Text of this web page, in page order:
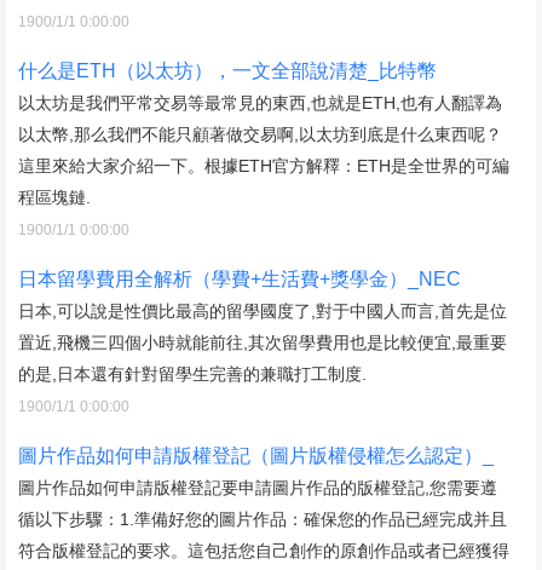
1900/1/1 0:00:00
什么是ETH（以太坊），一文全部說清楚_比特幣
以太坊是我們平常交易等最常見的東西,也就是ETH,也有人翻譯為
以太幣,那么我們不能只顧著做交易啊,以太坊到底是什么東西呢？
這里來給大家介紹一下。根據ETH官方解釋：ETH是全世界的可編
程區塊鏈.
1900/1/1 0:00:00
日本留學費用全解析（學費+生活費+獎學金）_NEC
日本,可以說是性價比最高的留學國度了,對于中國人而言,首先是位
置近,飛機三四個小時就能前往,其次留學費用也是比較便宜,最重要
的是,日本還有針對留學生完善的兼職打工制度.
1900/1/1 0:00:00
圖片作品如何申請版權登記（圖片版權侵權怎么認定）_
圖片作品如何申請版權登記要申請圖片作品的版權登記,您需要遵
循以下步驟：1.準備好您的圖片作品：確保您的作品已經完成并且
符合版權登記的要求。這包括您自己創作的原創作品或者已經獲得